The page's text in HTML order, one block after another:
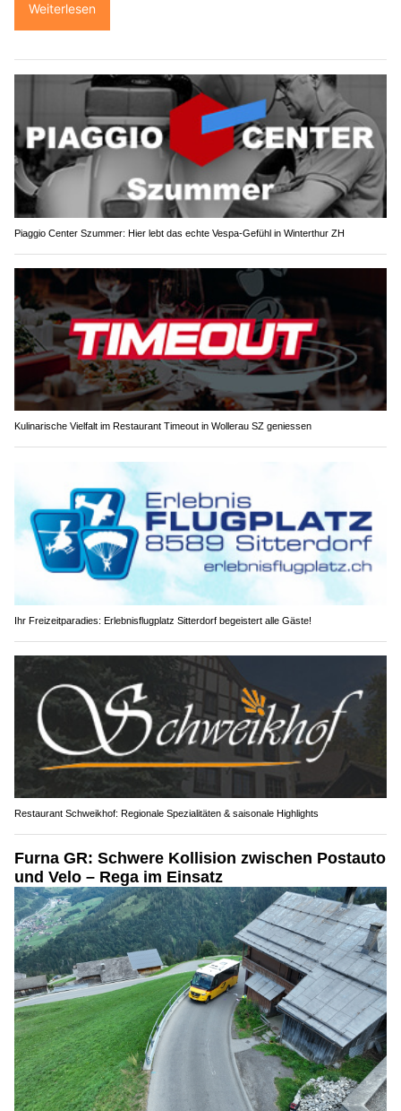
Weiterlesen
Piaggio Center Szummer: Hier lebt das echte Vespa-Gefühl in Winterthur ZH
Kulinarische Vielfalt im Restaurant Timeout in Wollerau SZ geniessen
Ihr Freizeitparadies: Erlebnisflugplatz Sitterdorf begeistert alle Gäste!
Restaurant Schweikhof: Regionale Spezialitäten & saisonale Highlights
Furna GR: Schwere Kollision zwischen Postauto
und Velo – Rega im Einsatz